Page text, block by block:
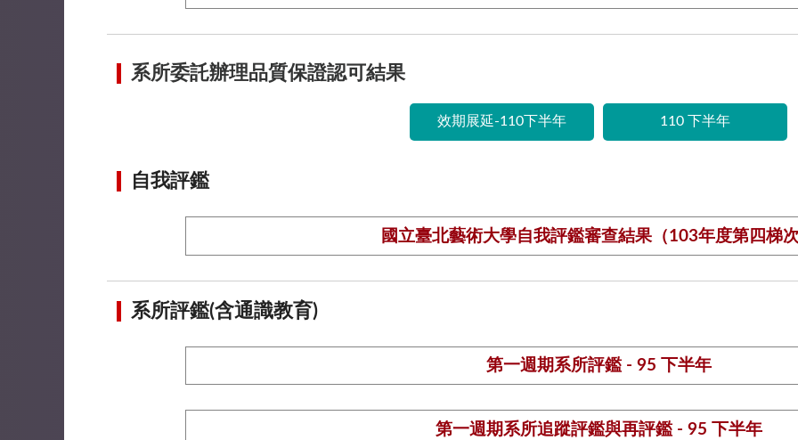
系所委託辦理品質保證認可結果
效期展延-110下半年 110 下半年
自我評鑑
國立臺北藝術大學自我評鑑審查結果（103年度第四梯
系所評鑑(含通識教育)
第一週期系所評鑑 - 95 下半年
第一週期系所追蹤評鑑與再評鑑 - 95 下半年